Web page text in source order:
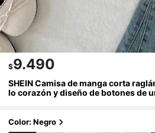
$9.490
SHEIN Camisa de manga corta
lo corazón y diseño de botones de
Color: Negro